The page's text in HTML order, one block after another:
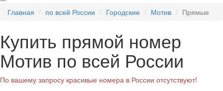
Главная по всей России Городские Мотив Прямые
Купить прямой номер
Мотив по всей России
По вашему запросу красивые номера в России отсутствуют!